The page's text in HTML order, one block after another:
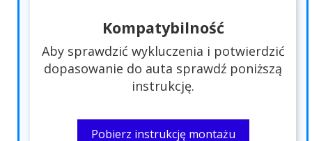
Kompatybilność
Aby sprawdzić wykluczenia i potwierdzić
dopasowanie do auta sprawdź poniższą
instrukcję.
Pobierz instrukcję montażu